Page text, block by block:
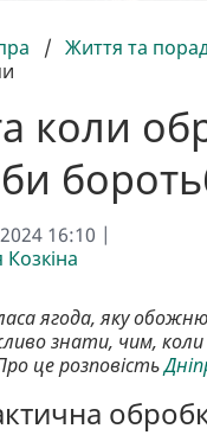
/ Життя та
коли
16:10 |
ягода, яку
знати, чим, коли
це розповість